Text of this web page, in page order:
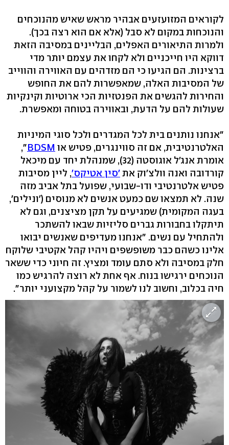
לקוראים המזועזעים אבהיר מראש שאיש מהנוכחים
והנוכחות במקום לא סבל (אלא אם הוא רצה בכך).
ולמרות התיאורים האפלים, הבליינים במסיבה הזאת
דווקא היו חייכניים ולא לקחו את עצמם יותר מדי
ברצינות. הם הגיעו כי הם מזדהים עם האווירה והווייב
של המסיבות האלה, שמאפשרות להם את החופש
והחירות להגשים את הפנטזיות הכי ארוטיות וקינקיות
שעולות להם על הדעת, ובאווירה בטוחה ומאפשרת.
"אנחנו נותנים בית לכל המגדרים ולכל סוגי המיניות
האלטרנטיבית, אם זה סווינגרים, פטיש או BDSM
",
אומרת אנג'ל אוגוסטה (32), שמנהלת יחד עם מיכאל
קורדובה ואנה וולצ'וק את'סין אטיקס', ליין מסיבות
פטיש אלטרנטיבי ודו-שבועי, שפועל בתל אביב מזה
שנה. לא תמצאו שם כמעט אנשים לא מנוסים ('ונילים',
בעגה המקומית) שמגיעים על תקן מציצנים, וגם לא
תיתקלו בחבורות גברים סליזיות שבאו להשתכר
ולהתחיל עם נשים. "אנחנו מעדיפים שאנשים יבואו
אלינו כשהם כבר משופשפים ויהיו קהל אקטיבי שלוקח
חלק במסיבה ולא סתם עומד ומציץ. זה חיוני כדי ששאר
הנוכחים ירגישו בנוח. אף אחת לא רוצה להרגיש כמו
חיה בכלוב, וחשוב לנו לשמור על קהל מקצועני יותר".